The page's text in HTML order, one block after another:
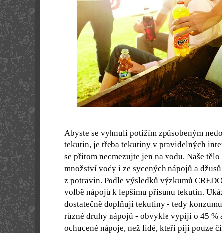
Abyste se vyhnuli potížím způsobeným
tekutin, je třeba tekutiny v pravidelných
se přitom neomezujte jen na vodu. Naše
množství vody i ze sycených nápojů a
z potravin. Podle výsledků výzkumů
volbě nápojů k lepšímu přísunu tekutin.
dostatečně doplňují tekutiny - tedy
různé druhy nápojů - obvykle vypijí o 45 %
ochucené nápoje, než lidé, kteří pijí pouze